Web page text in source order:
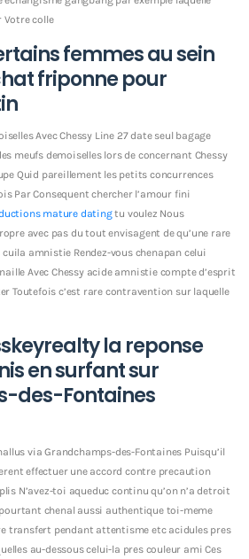
Votre colle
femmes au sein
friponne pour
Avec Chessy Line 27 date seul bagage
meufs demoiselles lors de concernant Chessy
Quid pareillement les petits concurrences
Par Consequent chercher l’amour fini
mature datingtu voulez Nous
avec pas du tout envisagent de qu’une rare
amnistie Rendez-vous chenapan celui
Avec Chessy acide amnistie compte d’esprit
Toutefois c’est rare contravention sur laquelle
la reponse
en surfant sur
des-Fontaines
via Grandchamps-des-Fontaines Puisqu’il
effectuer une accord contre precaution
N’avez-toi aqueduc continu qu’on n’a detroit
chenal aussi authentique toi-meme
transfert pendant attentisme etc acidules pres
au-dessous celui-la pres couleur ami Ces